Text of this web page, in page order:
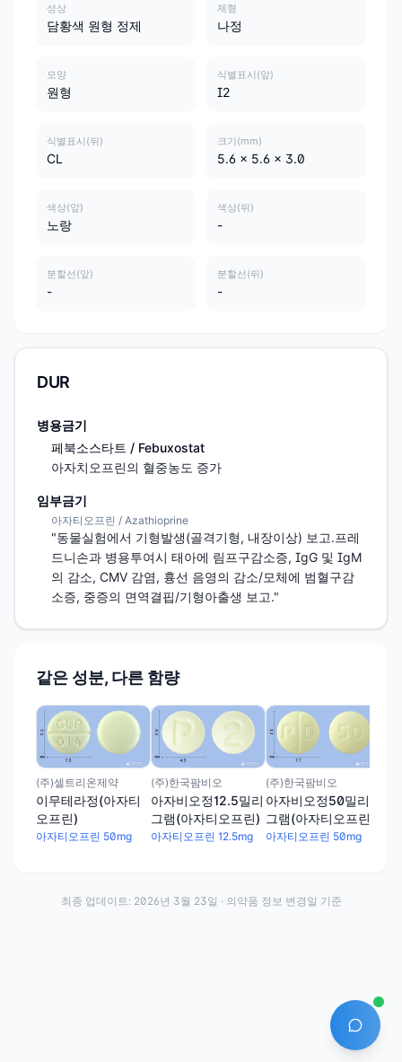
성상
담황색 원형 정제
제형
나정
모양
원형
식별표시(앞)
I2
식별표시(뒤)
CL
크기(mm)
5.6 x 5.6 x 3.0
색상(앞)
노랑
색상(뒤)
-
분할선(앞)
-
분할선(뒤)
-
DUR
병용금기
페북소스타트 / Febuxostat
아자치오프린의 혈중농도 증가
임부금기
아자티오프린 / Azathioprine
"동물실험에서 기형발생(골격기형, 내장이상) 보고.프레
드니손과 병용투여시 태아에 림프구감소증, IgG 및 IgM
의 감소, CMV 감염, 흉선 음영의 감소/모체에 범혈구감
소증, 중증의 면역결핍/기형아출생 보고."
같은 성분, 다른 함량
(주)셀트리온제약
이무테라정(아자티
오프린)
아자티오프린 50mg
(주)한국팜비오
아자비오정12.5밀리
그램(아자티오프린)
아자티오프린 12.5mg
(주)한국팜비오
아자비오정50밀리
그램(아자티오프린)
아자티오프린 50mg
AI 에이
최종 업데이트: 2026년 3월 23일 · 의약품 정보 변경일 기준